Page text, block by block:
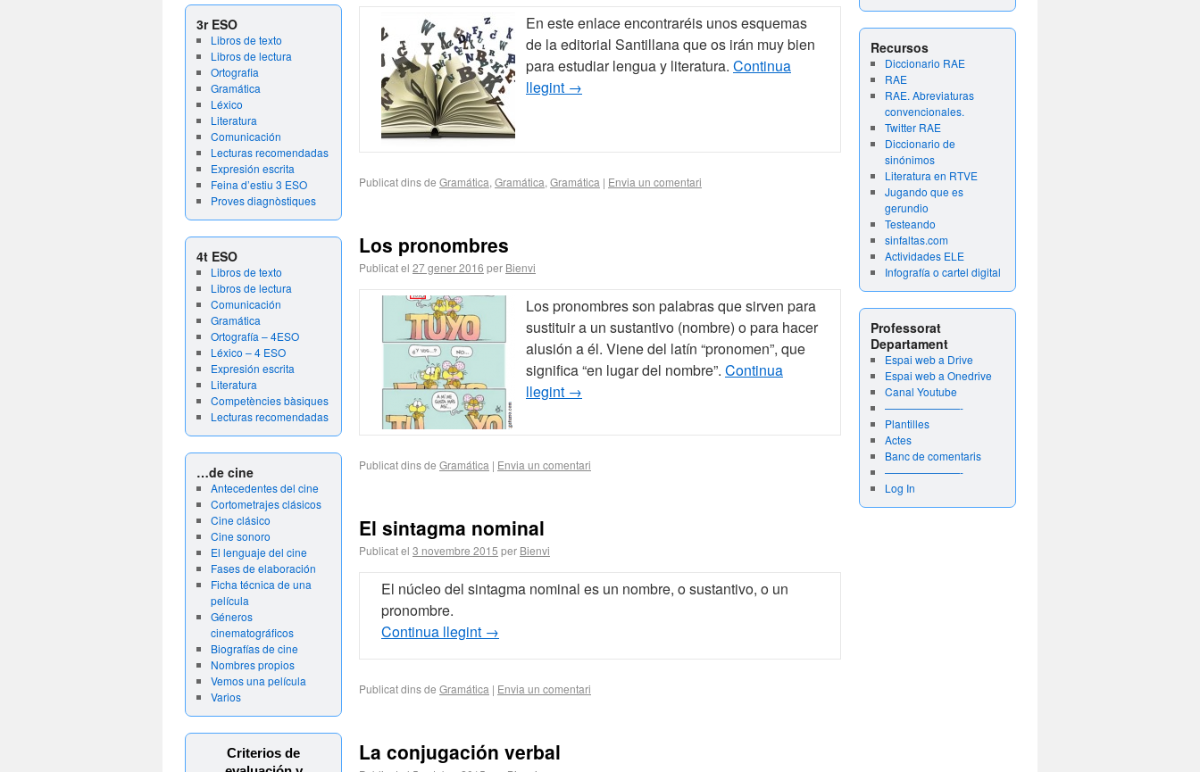
3r ESO
Libros de texto
Libros de lectura
Ortografia
Gramática
Léxico
Literatura
Comunicación
Lecturas recomendadas
Expresión escrita
Feina d’estiu 3 ESO
Proves diagnòstiques
4t ESO
Libros de texto
Libros de lectura
Comunicación
Gramática
Ortografía – 4ESO
Léxico – 4 ESO
Expresión escrita
Literatura
Competències bàsiques
Lecturas recomendadas
…de cine
Antecedentes del cine
Cortometrajes clásicos
Cine clásico
Cine sonoro
El lenguaje del cine
Fases de elaboración
Ficha técnica de una
película
Géneros
cinematográficos
Biografías de cine
Nombres propios
Vemos una película
Varios
Criterios de
Recursos
Diccionario RAE
RAE
RAE. Abreviaturas
convencionales.
Twitter RAE
Diccionario de
sinónimos
Literatura en RTVE
Jugando que es
gerundio
Testeando
sinfaltas.com
Actividades ELE
Infografía o cartel digital
Professorat
Departament
Espai web a Drive
Espai web a Onedrive
Canal Youtube
———————-
Plantilles
Actes
Banc de comentaris
———————-
Log In
En este enlace encontraréis unos esquemas
de la editorial Santillana que os irán muy bien
para estudiar lengua y literatura. Continua
llegint →
Publicat dins de Gramática, Gramática, Gramática | Envia un comentari
Los pronombres
Publicat el 27 gener 2016 per Bienvi
Los pronombres son palabras que sirven para
sustituir a un sustantivo (nombre) o para hacer
alusión a él. Viene del latín “pronomen”, que
significa “en lugar del nombre”. Continua
llegint →
Publicat dins de Gramática | Envia un comentari
El sintagma nominal
Publicat el 3 novembre 2015 per Bienvi
El núcleo del sintagma nominal es un nombre, o sustantivo, o un
pronombre.
Continua llegint →
Publicat dins de Gramática | Envia un comentari
La conjugación verbal